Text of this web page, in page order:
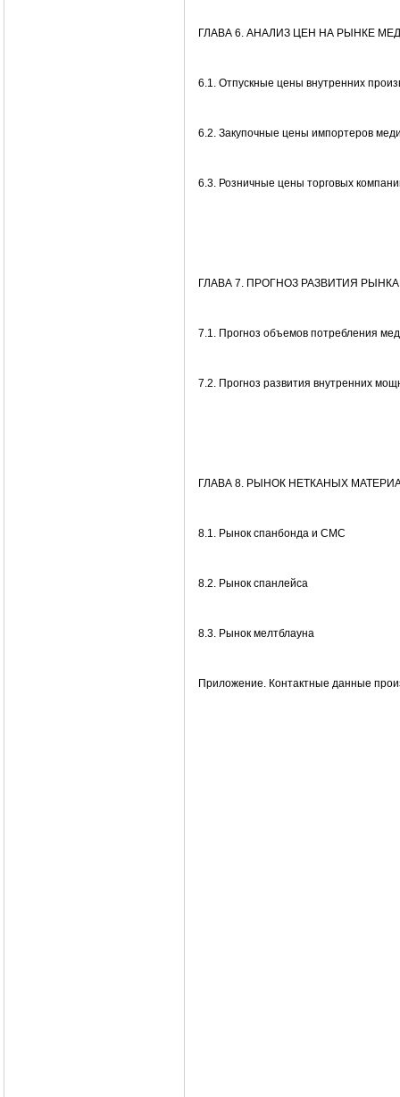
ГЛАВА 6. АНАЛИЗ ЦЕН НА РЫНКЕ
6.1. Отпускные цены внутренних
6.2. Закупочные цены импортеров
6.3. Розничные цены торговых
ГЛАВА 7. ПРОГНОЗ РАЗВИТИЯ
7.1. Прогноз объемов потребления
7.2. Прогноз развития внутренних
ГЛАВА 8. РЫНОК НЕТКАНЫХ
8.1. Рынок спанбонда и СМС
8.2. Рынок спанлейса
8.3. Рынок мелтблауна
Приложение. Контактные данные